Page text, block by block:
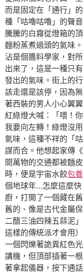
而是固定在「通行」
種「咕嚕咕嚕」的聲
騰騰的白霧從燈箱的
麵粉蒸煮過頭的氣味
沾是個醬料學家，對
出來了，這是一種只
發出的氣味。街上的
該走還是該停，因為
著西裝的男人小心翼
紅綠燈大喊：「喂！
我要向左轉！綠燈沒
氣味，這種不祥的「
謀而合。他想起家傳
間萬物的交通都被麵
時，便是宇宙水餃包
個地球年…怎麼這麼
廚，打開了一個藏在
舊的、像是古代金屬
二醋三油四辣五蒜泥
這樣的傳統派才會用
一個閃爍著詭異紅色
講機，但頂部插著一
著拿起儀器，按下通